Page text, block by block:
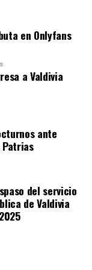
expresó.
del miércoles
sector Las
la
sujeto era
el homicidio
la Ruta 5 Sur,
también
Base de
en Onlyfans
a Valdivia
ante
del servicio
de Valdivia